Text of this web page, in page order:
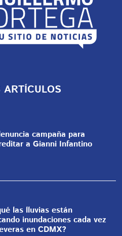
ARTÍCULOS
campaña para
a Gianni Infantino
las lluvias están
inundaciones cada vez
en CDMX?